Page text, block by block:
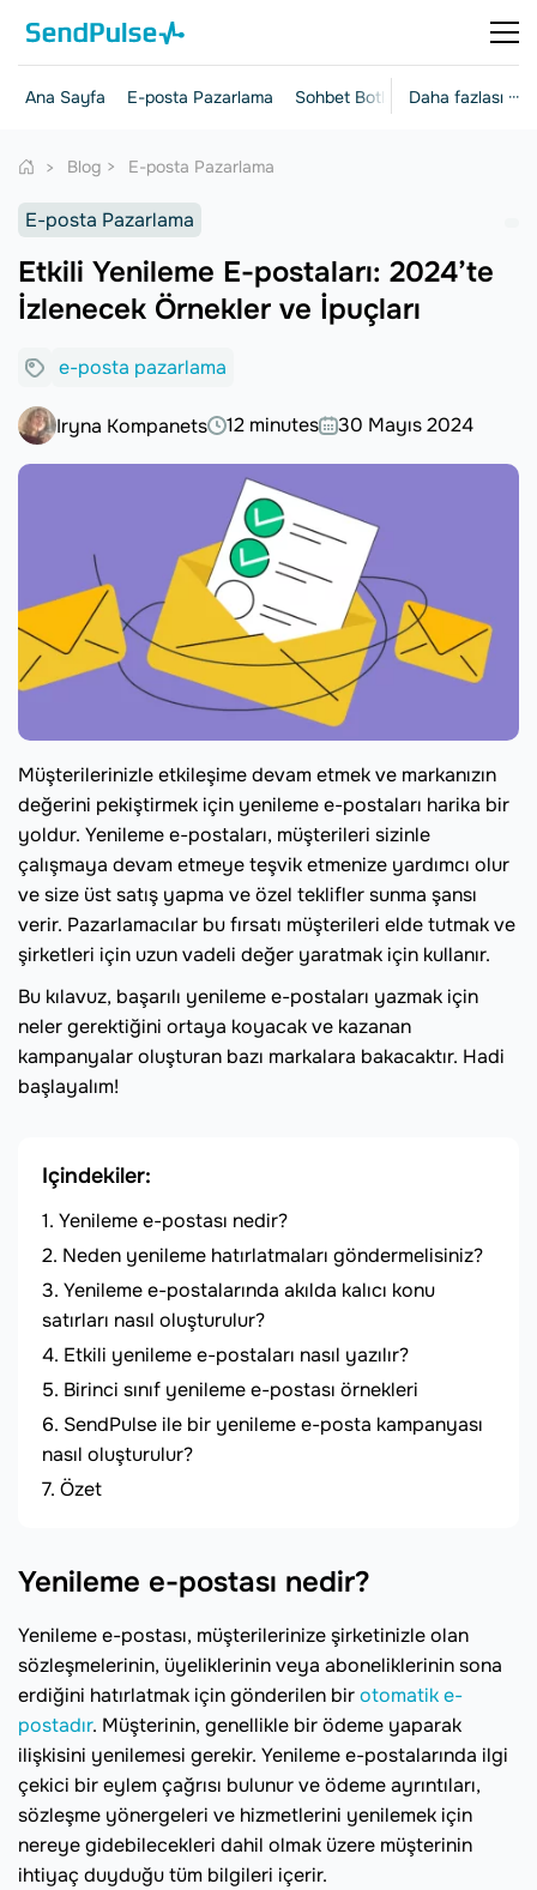
Daha fazlası ···
Ana Sayfa E-posta Pazarlama Sohbet Botları Açılış Sayfaları
Blog E-posta Pazarlama
E-posta Pazarlama
Etkili Yenileme E-postaları: 2024’te
İzlenecek Örnekler ve İpuçları
e-posta pazarlama
Iryna Kompanets 12 minutes 30 Mayıs 2024
Müşterilerinizle etkileşime devam etmek ve markanızın
değerini pekiştirmek için yenileme e-postaları harika bir
yoldur. Yenileme e-postaları, müşterileri sizinle
çalışmaya devam etmeye teşvik etmenize yardımcı olur
ve size üst satış yapma ve özel teklifler sunma şansı
verir. Pazarlamacılar bu fırsatı müşterileri elde tutmak ve
şirketleri için uzun vadeli değer yaratmak için kullanır.
Bu kılavuz, başarılı yenileme e-postaları yazmak için
neler gerektiğini ortaya koyacak ve kazanan
kampanyalar oluşturan bazı markalara bakacaktır. Hadi
başlayalım!
Içindekiler:
Yenileme e-postası nedir?
Neden yenileme hatırlatmaları göndermelisiniz?
Yenileme e-postalarında akılda kalıcı konu
satırları nasıl oluşturulur?
Etkili yenileme e-postaları nasıl yazılır?
Birinci sınıf yenileme e-postası örnekleri
SendPulse ile bir yenileme e-posta kampanyası
nasıl oluşturulur?
Özet
Yenileme e-postası nedir?
Yenileme e-postası, müşterilerinize şirketinizle olan
sözleşmelerinin, üyeliklerinin veya aboneliklerinin sona
erdiğini hatırlatmak için gönderilen birotomatik e-
postadır. Müşterinin, genellikle bir ödeme yaparak
ilişkisini yenilemesi gerekir. Yenileme e-postalarında ilgi
çekici bir eylem çağrısı bulunur ve ödeme ayrıntıları,
sözleşme yönergeleri ve hizmetlerini yenilemek için
nereye gidebilecekleri dahil olmak üzere müşterinin
ihtiyaç duyduğu tüm bilgileri içerir.